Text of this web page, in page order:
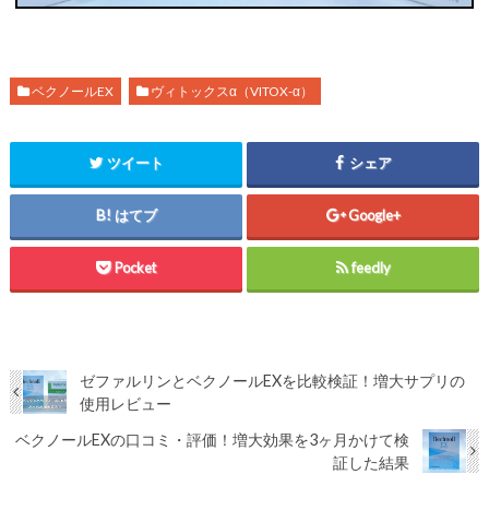
ベクノールEX ヴィトックスα（VITOX-α）
ツイート シェア
はてブ Google+
Pocket feedly
ゼファルリンとベクノールEXを比較検証！増大サプリの
使用レビュー
ベクノールEXの口コミ・評価！増大効果を3ヶ月かけて検
証した結果